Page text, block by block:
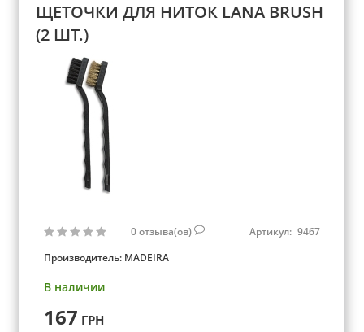
ЩЕТОЧКИ ДЛЯ НИТОК LANA BRUSH
(2 ШТ.)
0отзыва(ов) Артикул: 9467
Производитель: MADEIRA
В наличии
167 ГРН